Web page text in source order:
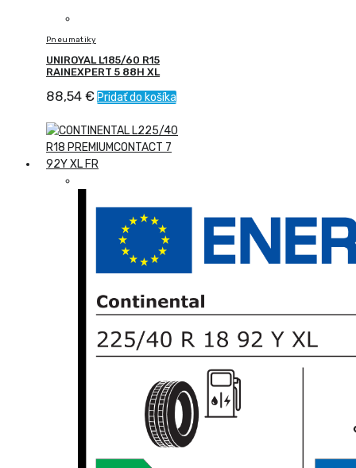
Pneumatiky
UNIROYAL L185/60 R15
RAINEXPERT 5 88H XL
88,54 € Pridať do košíka